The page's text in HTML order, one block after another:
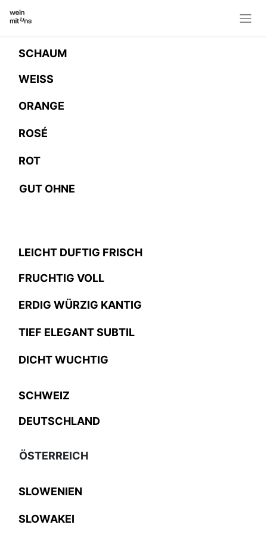
SCHAUM
WEISS
ORANGE
ROSÉ
ROT
GUT OHNE
LEICHT DUFTIG FRISCH
FRUCHTIG VOLL
ERDIG WÜRZIG KANTIG
TIEF ELEGANT SUBTIL
DICHT WUCHTIG
SCHWEIZ
DEUTSCHLAND
ÖSTERREICH
SLOWENIEN
SLOWAKEI